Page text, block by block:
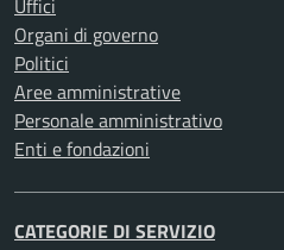
Uffici
Organi di governo
Politici
Aree amministrative
Personale amministrativo
Enti e fondazioni
CATEGORIE DI SERVIZIO